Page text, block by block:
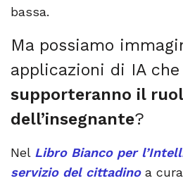
bassa.
Ma possiamo
applicazioni di IA che
supporteranno il
dell’insegnante?
Nel Libro Bianco per
servizio del cittadinoa cura